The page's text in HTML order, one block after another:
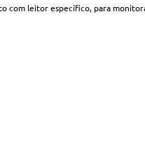
com leitor específico, para